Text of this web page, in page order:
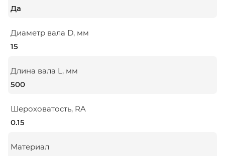
Да
Диаметр вала D, мм
15
Длина вала L, мм
500
Шероховатость, RA
0.15
Материал